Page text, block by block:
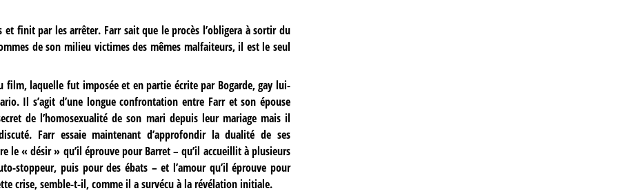
finit par les arrêter. Farr sait que le procès l’obligera à sortir du
de son milieu victimes des mêmes malfaiteurs, il est le seul
film, laquelle fut imposée et en partie écrite par Bogarde, gay lui-
Il s’agit d’une longue confrontation entre Farr et son épouse
de l’homosexualité de son mari depuis leur mariage mais il
Farr essaie maintenant d’approfondir la dualité de ses
le « désir » qu’il éprouve pour Barret – qu’il accueillit à plusieurs
stoppeur, puis pour des ébats – et l’amour qu’il éprouve pour
crise, semble-t-il, comme il a survécu à la révélation initiale.